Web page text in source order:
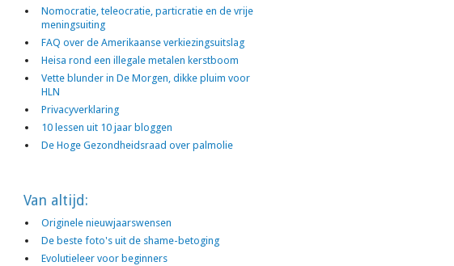
Nomocratie, teleocratie, particratie en de vrije
meningsuiting
FAQ over de Amerikaanse verkiezingsuitslag
Heisa rond een illegale metalen kerstboom
Vette blunder in De Morgen, dikke pluim voor
HLN
Privacyverklaring
10 lessen uit 10 jaar bloggen
De Hoge Gezondheidsraad over palmolie
Van altijd:
Originele nieuwjaarswensen
De beste foto's uit de shame-betoging
Evolutieleer voor beginners